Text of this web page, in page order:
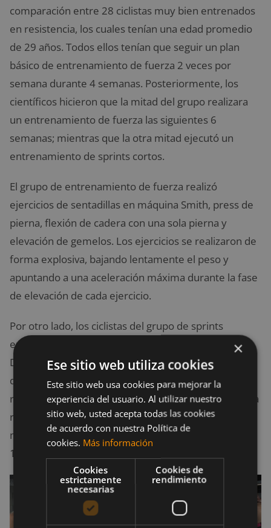
comparación entre 28 ciclistas muy bien entrenados
en resistencia, los cuales tenían una edad promedio
de 29 años. Todos ellos tenían que seguir un plan
básico de entrenamiento de fuerza 2 veces por
semana durante 4 semanas. Posteriormente, los
científicos hicieron que la mitad del grupo realizara
un entrenamiento de fuerza las siguientes 6
semanas; mientras que la otra mitad ejecutó un
entrenamiento de sprints cortos.
El grupo de entrenamiento de fuerza realizó
ejercicios de sentadillas en máquina Smith, press de
pierna, flexión de cadera con una sola pierna y
elevación de gemelos. Los ejercicios se realizaron de
forma explosiva, bajando lentamente el peso y
apuntando a una aceleración máxima durante la fase
de elevación de cada ejercicio.
Por otro lado, los ciclistas del grupo de sprints
entrenaron 2 veces por semana en una
WattBike.
Después de realizar el calentamiento, comenzaron
desde un punto muerto y permanecieron sentados,
realizando 3 series de sprints de 4 a 8 segundos en la
resistencia establecida, para permitirles producir la
mayor potencia posible a una cadencia máxima de
120 rpm.
×
Ese sitio web utiliza cookies
Este sitio web usa cookies para mejorar la
experiencia del usuario. Al utilizar nuestro
sitio web, usted acepta todas las cookies
de acuerdo con nuestra Política de
cookies. Más información
Cookies
estrictamente
necesarias
Cookies de
rendimiento